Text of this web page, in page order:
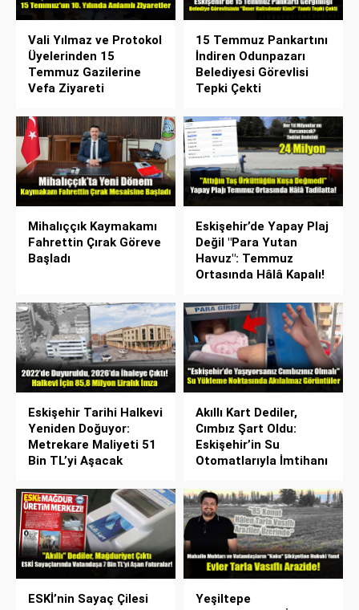
Vali Yılmaz ve Protokol
Üyelerinden 15
Temmuz Gazilerine
Vefa Ziyareti
15 Temmuz Pankartını
İndiren Odunpazarı
Belediyesi Görevlisi
Tepki Çekti
Mihalıççık Kaymakamı
Fahrettin Çırak Göreve
Başladı
Eskişehir’de Yapay Plaj
Değil "Para Yutan
Havuz": Temmuz
Ortasında Hâlâ Kapalı!
Eskişehir Tarihi Halkevi
Yeniden Doğuyor:
Metrekare Maliyeti 51
Bin TL’yi Aşacak
Akıllı Kart Dediler,
Cımbız Şart Oldu:
Eskişehir’in Su
Otomatlarıyla İmtihanı
ESKİ’nin Sayaç Çilesi
Yeşiltepe